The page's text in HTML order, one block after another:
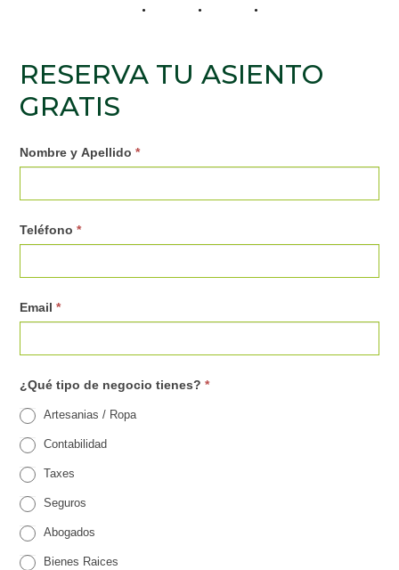
RESERVA TU ASIENTO
GRATIS
03.
Eventos
Latino,
Nombre y Apellido*
Teléfono*
Email*
¿Qué tipo de negocio tienes?*
Artesanias / Ropa
Contabilidad
Taxes
Seguros
Abogados
Bienes Raices